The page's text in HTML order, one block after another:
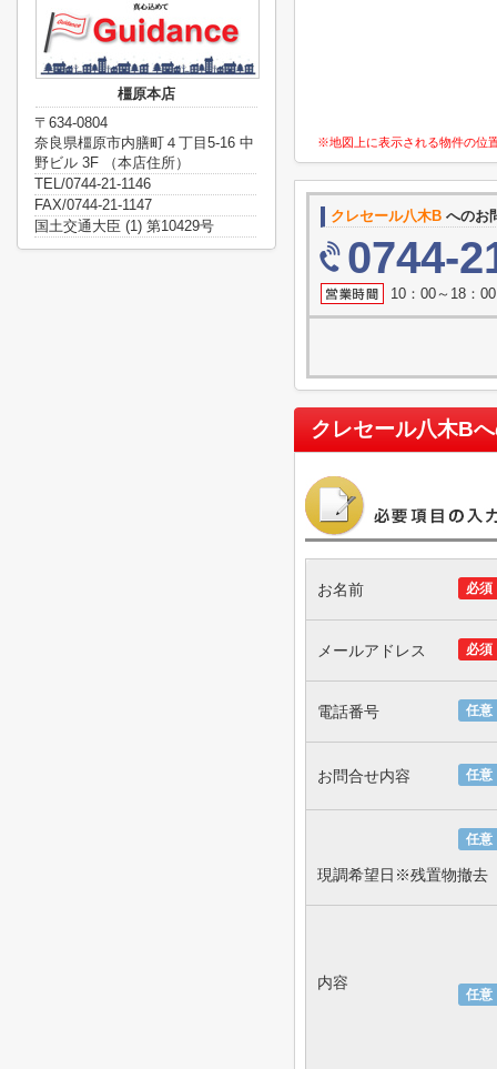
※地図上に表示される物件の位
クレセール八木B へのお
0744-
10：00～18：
クレセール八木B
必須
お名前
必須
メールアドレス
任意
電話番号
任意
お問合せ内容
任意
現調希望日※残置物撤去
任意
内容
橿原本店
〒634-0804
奈良県橿原市内膳町４丁目5-16 中
野ビル 3F （本店住所）
TEL/0744-21-1146
FAX/0744-21-1147
国土交通大臣 (1) 第10429号